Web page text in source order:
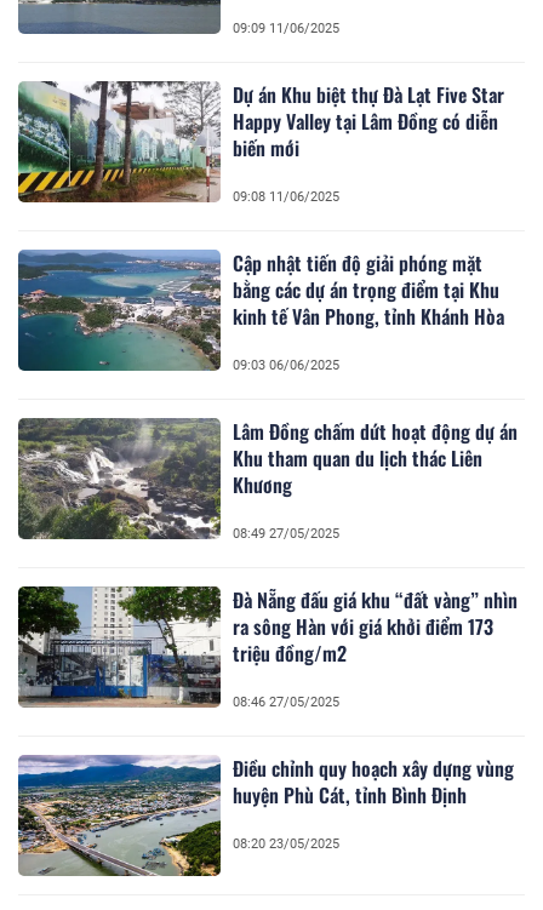
09:09 11/06/2025
Dự án Khu biệt thự Đà Lạt Five Star
Happy Valley tại Lâm Đồng có diễn
biến mới
09:08 11/06/2025
Cập nhật tiến độ giải phóng mặt
bằng các dự án trọng điểm tại Khu
kinh tế Vân Phong, tỉnh Khánh Hòa
09:03 06/06/2025
Lâm Đồng chấm dứt hoạt động dự án
Khu tham quan du lịch thác Liên
Khương
08:49 27/05/2025
Đà Nẵng đấu giá khu “đất vàng” nhìn
ra sông Hàn với giá khởi điểm 173
triệu đồng/m2
08:46 27/05/2025
Điều chỉnh quy hoạch xây dựng vùng
huyện Phù Cát, tỉnh Bình Định
08:20 23/05/2025